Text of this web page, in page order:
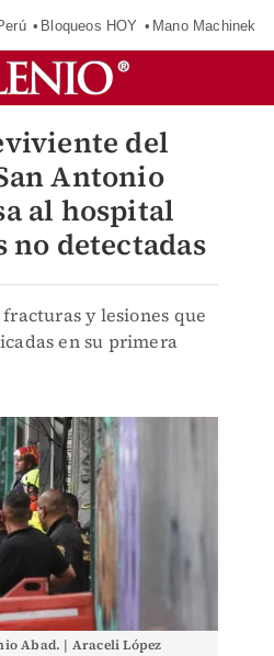
Bloqueos HOY Mano Machinek
del
Antonio
al hospital
no detectadas
y lesiones que
en su primera
Abad. | Araceli López